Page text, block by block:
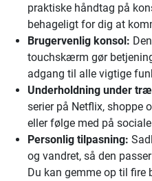
praktiske håndtag på
behageligt for dig at
Brugervenlig konsol:
touchskærm gør
adgang til alle vigtige
Underholdning under
serier på Netflix, shoppe
eller følge med på
Personlig tilpasning:
og vandret, så den
Du kan gemme op til fire